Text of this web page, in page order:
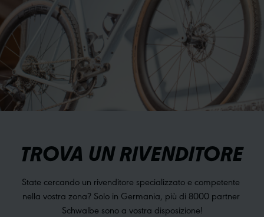
TROVA UN RIVENDITORE
State cercando un rivenditore specializzato e competente
nella vostra zona? Solo in Germania, più di 8000 partner
Schwalbe sono a vostra disposizione!